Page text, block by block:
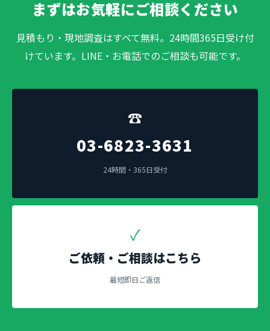
まずはお気軽にご相談ください
見積もり・現地調査はすべて無料。24時間365日受け付
けています。LINE・お電話でのご相談も可能です。
☎
03-6823-3631
24時間・365日受付
✓
ご依頼・ご相談はこちら
最短即日ご返信